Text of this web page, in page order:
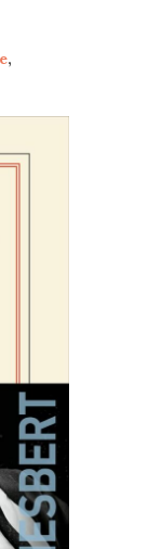
,